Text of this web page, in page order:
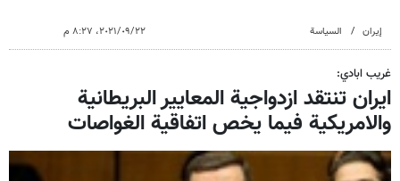
إيران السياسة ٢٢‏/٠٩‏/٢٠٢١، ٨:٢٧ م
غريب ابادي:
ايران تنتقد ازدواجية المعايير البريطانية
والامريكية فيما يخص اتفاقية الغواصات